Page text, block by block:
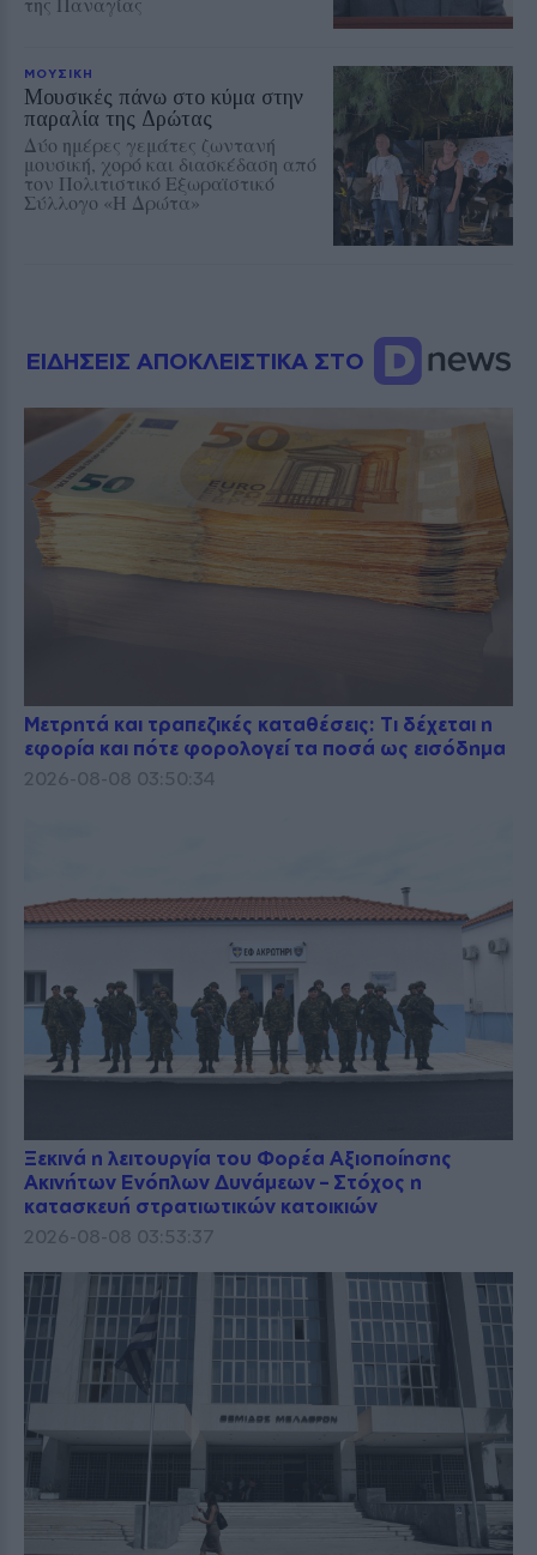
ΜΟΥΣΙΚΗ
Μουσικές πάνω στο κύμα στην
παραλία της Δρώτας
Δύο ημέρες γεμάτες ζωντανή
μουσική, χορό και διασκέδαση από
τον Πολιτιστικό Εξωραϊστικό
Σύλλογο «Η Δρώτα»
ΕΙΔΗΣΕΙΣ ΑΠΟΚΛΕΙΣΤΙΚΑ ΣΤΟ
Μετρητά και τραπεζικές καταθέσεις: Τι δέχεται η
εφορία και πότε φορολογεί τα ποσά ως εισόδημα
2026-08-08 03:50:34
Ξεκινά η λειτουργία του Φορέα Αξιοποίησης
Ακινήτων Ενόπλων Δυνάμεων – Στόχος η
κατασκευή στρατιωτικών κατοικιών
2026-08-08 03:53:37